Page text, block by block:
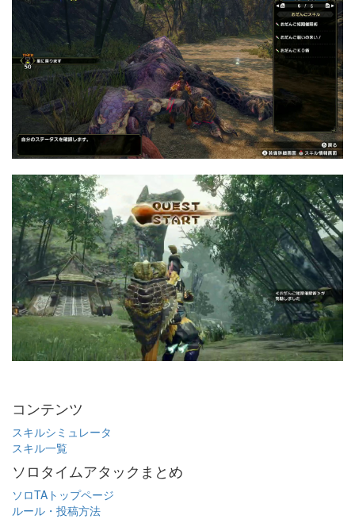
コンテンツ
スキルシミュレータ
スキル一覧
ソロタイムアタックまとめ
ソロTAトップページ
ルール・投稿方法